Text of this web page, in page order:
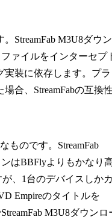
StreamFab M3U8ダウン
ァイルをインターセプ
実装に依存します。プ
合、StreamFabの互換
ものです。StreamFab
はBBFlyよりもかなり
、1台のデバイスしか
Empireのタイトルを
M3U8ダウンロ